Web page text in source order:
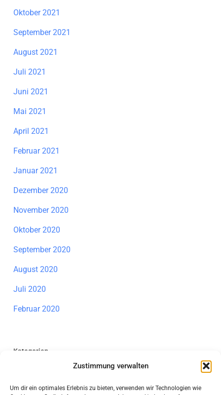
Zustimmung verwalten
Um dir ein optimales Erlebnis zu bieten, verwenden wir Technologien wie
Oktober 2021
September 2021
August 2021
Juli 2021
Juni 2021
Mai 2021
April 2021
Februar 2021
Januar 2021
Dezember 2020
November 2020
Oktober 2020
September 2020
August 2020
Juli 2020
Februar 2020
Kategorien